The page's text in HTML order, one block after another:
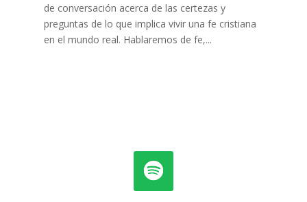
de conversación acerca de las certezas y
preguntas de lo que implica vivir una fe cristiana
en el mundo real. Hablaremos de fe,...